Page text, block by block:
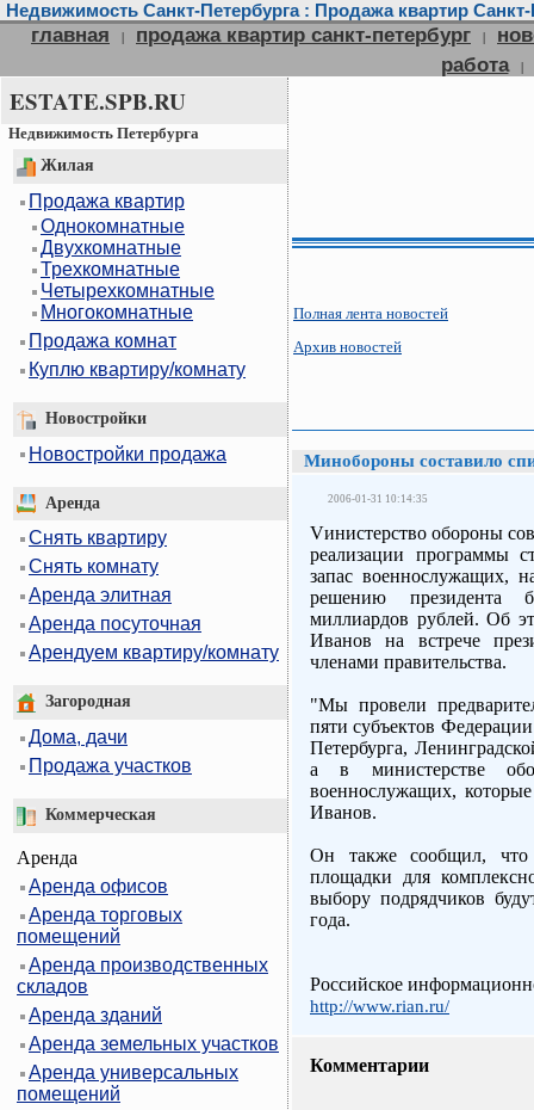
Недвижимость Санкт-Петербурга : Продажа квартир
главная | продажа квартир санкт-петербург |
работа
|
ESTATE.SPB.RU
Недвижимость Петербурга
Жилая
Продажа квартир
Однокомнатные
Двухкомнатные
Трехкомнатные
Четырехкомнатные
Многокомнатные
Продажа комнат
Куплю квартиру/комнату
Новостройки
Новостройки продажа
Аренда
Снять квартиру
Снять комнату
Аренда элитная
Аренда посуточная
Арендуем квартиру/комнату
Загородная
Дома, дачи
Продажа участков
Коммерческая
Аренда
Аренда офисов
Аренда торговых
помещений
Аренда производственных
складов
Аренда зданий
Аренда земельных участков
Аренда универсальных
помещений
Полная лента новостей
Архив новостей
Минобороны составило
2006-01-31 10:14:35
Vинистерство обороны
реализации программы
запас военнослужащих,
решению президента
миллиардов рублей. Об
Иванов на встрече
членами правительства.
"Мы провели
пяти субъектов
Петербурга,
а в министерстве
военнослужащих,
Иванов.
Он также сообщил, что
площадки для
выбору подрядчиков
года.
Российское
http://www.rian.ru/
Комментарии